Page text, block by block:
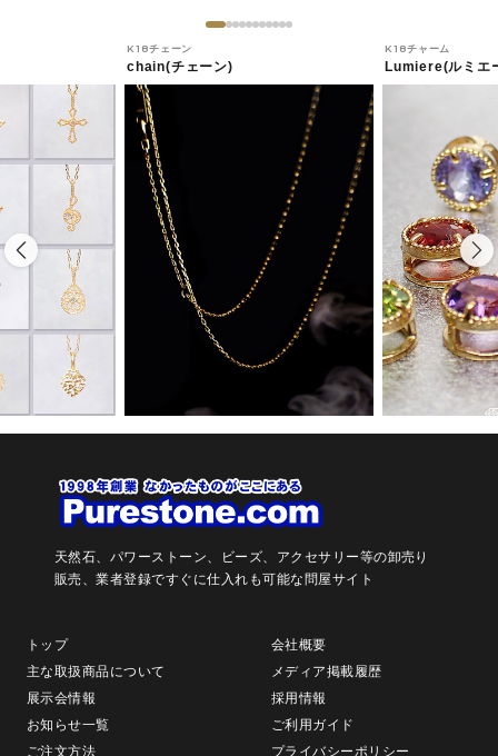
K18チェーン
chain(チェーン)
K18チャーム
Lumiere(ルミエ
天然石、パワーストーン、ビーズ、アクセサリー等の卸売り
販売、業者登録ですぐに仕入れも可能な問屋サイト
トップ
会社概要
主な取扱商品について
メディア掲載履歴
展示会情報
採用情報
お知らせ一覧
ご利用ガイド
ご注文方法
プライバシーポリシー